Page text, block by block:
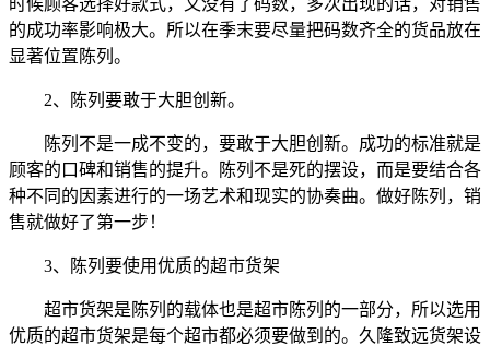
时候顾客选择好款式，又没有了码数，多次出现的话，对销售
的成功率影响极大。所以在季末要尽量把码数齐全的货品放在
显著位置陈列。
2、陈列要敢于大胆创新。
陈列不是一成不变的，要敢于大胆创新。成功的标准就是
顾客的口碑和销售的提升。陈列不是死的摆设，而是要结合各
种不同的因素进行的一场艺术和现实的协奏曲。做好陈列，销
售就做好了第一步！
3、陈列要使用优质的超市货架
超市货架是陈列的载体也是超市陈列的一部分，所以选用
优质的超市货架是每个超市都必须要做到的。久隆致远货架设